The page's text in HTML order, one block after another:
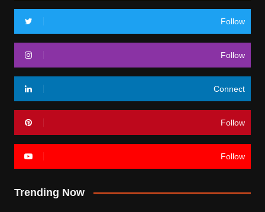
Follow
Follow
Connect
Follow
Follow
Trending Now